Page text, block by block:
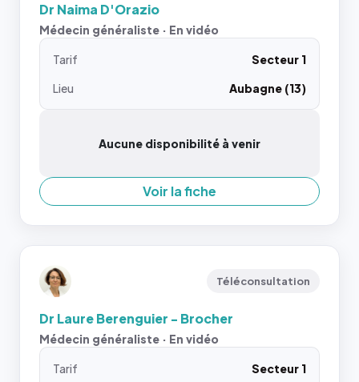
Dr Naima D'Orazio
Médecin généraliste · En vidéo
Tarif
Secteur 1
Lieu
Aubagne (13)
Aucune disponibilité à venir
Voir la fiche
Téléconsultation
Dr Laure Berenguier - Brocher
Médecin généraliste · En vidéo
Tarif
Secteur 1